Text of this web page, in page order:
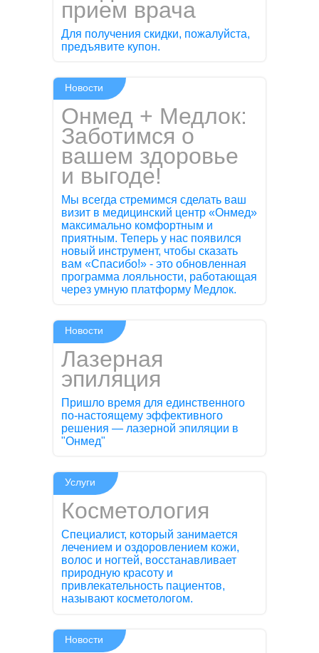
прием врача
Для получения скидки, пожалуйста,
предъявите купон.
Онмед + Медлок:
Заботимся о
вашем здоровье
и выгоде!
Мы всегда стремимся сделать ваш
визит в медицинский центр «Онмед»
максимально комфортным и
приятным. Теперь у нас появился
новый инструмент, чтобы сказать
вам «Спасибо!» - это обновленная
программа лояльности, работающая
через умную платформу Медлок.
Новости
Лазерная
эпиляция
Пришло время для единственного
по-настоящему эффективного
решения — лазерной эпиляции в
"Онмед"
Новости
Косметология
Специалист, который занимается
лечением и оздоровлением кожи,
волос и ногтей, восстанавливает
природную красоту и
привлекательность пациентов,
называют косметологом.
Услуги
Новости